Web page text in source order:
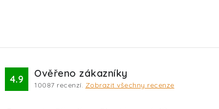
4.9 Ověřeno zákazníky
10087 recenzí. Zobrazit všechny recenze